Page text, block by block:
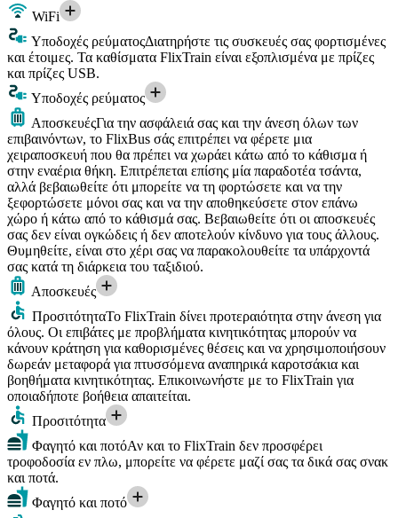
WiFi
Υποδοχές ρεύματοςΔιατηρήστε τις συσκευές σας φορτισμένες
και έτοιμες. Τα καθίσματα FlixTrain είναι εξοπλισμένα με πρίζες
και πρίζες USB.
Υποδοχές ρεύματος
ΑποσκευέςΓια την ασφάλειά σας και την άνεση όλων των
επιβαινόντων, το FlixBus σάς επιτρέπει να φέρετε μια
χειραποσκευή που θα πρέπει να χωράει κάτω από το κάθισμα ή
στην εναέρια θήκη. Επιτρέπεται επίσης μία παραδοτέα τσάντα,
αλλά βεβαιωθείτε ότι μπορείτε να τη φορτώσετε και να την
ξεφορτώσετε μόνοι σας και να την αποθηκεύσετε στον επάνω
χώρο ή κάτω από το κάθισμά σας. Βεβαιωθείτε ότι οι αποσκευές
σας δεν είναι ογκώδεις ή δεν αποτελούν κίνδυνο για τους άλλους.
Θυμηθείτε, είναι στο χέρι σας να παρακολουθείτε τα υπάρχοντά
σας κατά τη διάρκεια του ταξιδιού.
Αποσκευές
ΠροσιτότηταΤο FlixTrain δίνει προτεραιότητα στην άνεση για
όλους. Οι επιβάτες με προβλήματα κινητικότητας μπορούν να
κάνουν κράτηση για καθορισμένες θέσεις και να χρησιμοποιήσουν
δωρεάν μεταφορά για πτυσσόμενα αναπηρικά καροτσάκια και
βοηθήματα κινητικότητας. Επικοινωνήστε με το FlixTrain για
οποιαδήποτε βοήθεια απαιτείται.
Προσιτότητα
Φαγητό και ποτόΑν και το FlixTrain δεν προσφέρει
τροφοδοσία εν πλω, μπορείτε να φέρετε μαζί σας τα δικά σας σνακ
και ποτά.
Φαγητό και ποτό